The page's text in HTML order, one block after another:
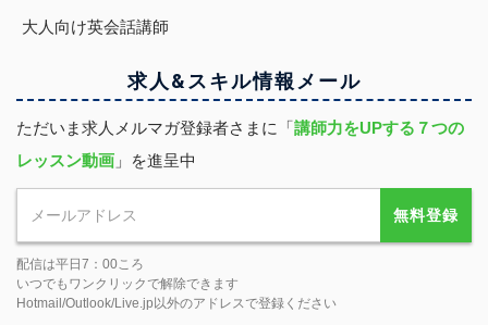
大人向け英会話講師
求人&スキル情報 メール
ただいま求人メルマガ登録者さまに「講師力をUPする７つの
レッスン動画 」を進呈中
無料登録
配信は平日7：00ころ
いつでもワンクリックで解除できます
Hotmail/Outlook/Live.jp以外のアドレスで登録ください